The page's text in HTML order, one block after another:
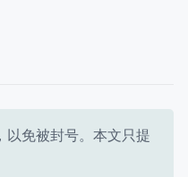
以免被封号。本文只提